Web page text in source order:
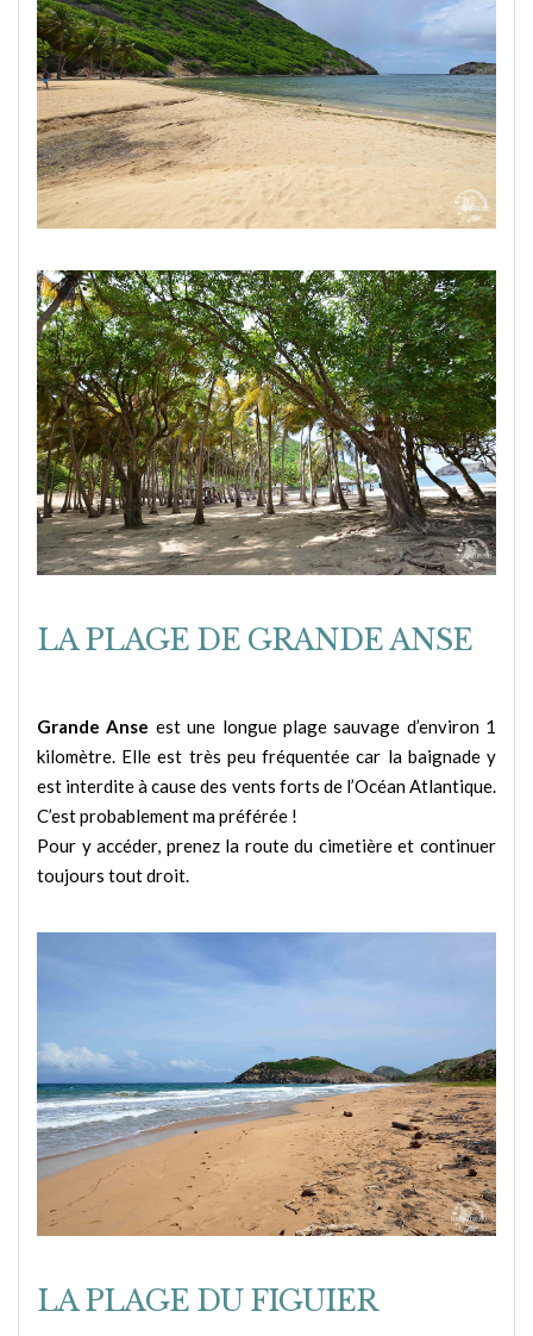
LA PLAGE DE GRANDE ANSE
Grande Anse est une longue plage sauvage d’environ 1
kilomètre. Elle est très peu fréquentée car la baignade y
est interdite à cause des vents forts de l’Océan Atlantique.
C’est probablement ma préférée !
Pour y accéder, prenez la route du cimetière et continuer
toujours tout droit.
LA PLAGE DU FIGUIER